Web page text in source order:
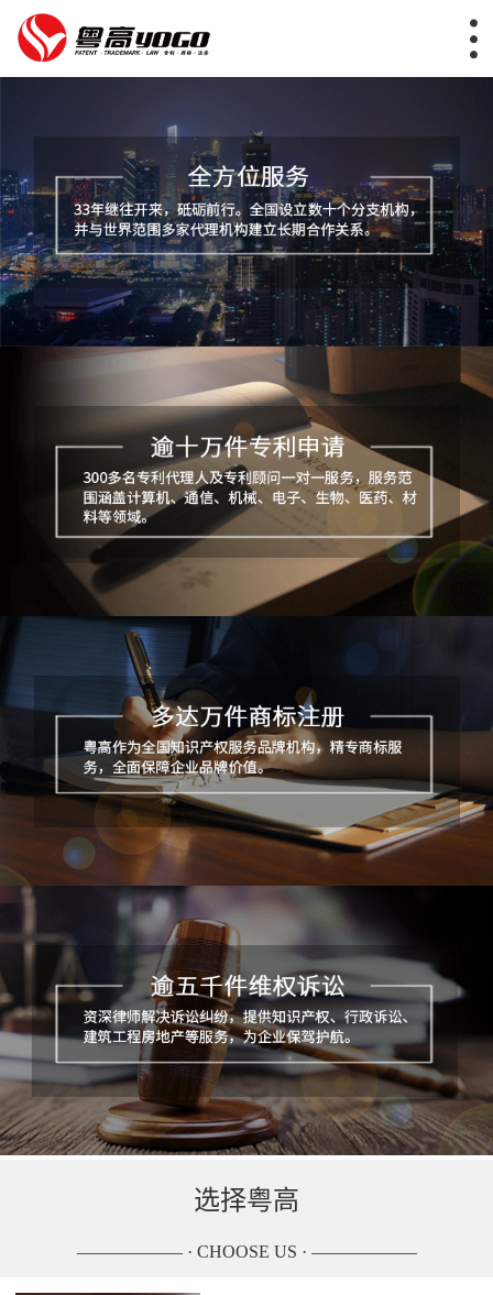
选择粤高
—————— · CHOOSE US · ——————